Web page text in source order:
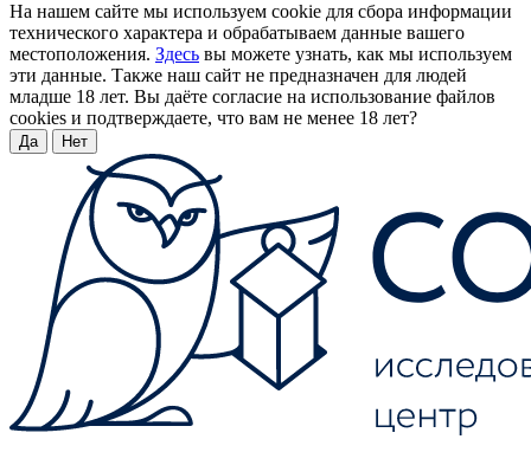
На нашем сайте мы используем cookie для сбора информации
технического характера и обрабатываем данные вашего
местоположения. Здесь вы можете узнать, как мы используем
эти данные. Также наш сайт не предназначен для людей
младше 18 лет. Вы даёте согласие на использование файлов
cookies и подтверждаете, что вам не менее 18 лет?
Да Нет